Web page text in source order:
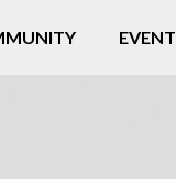
EVENT